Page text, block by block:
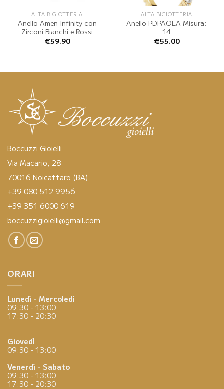
ALTA BIGIOTTERIA
Anello Amen Infinity con
Zirconi Bianchi e Rossi
€59.90
ALTA BIGIOTTERIA
Anello PDPAOLA Misura:
14
€55.00
Boccuzzi Gioielli
Via Macario, 28
70016 Noicattaro (BA)
+39 080 512 9956
+39 351 6000 619
boccuzzigioielli@gmail.com
ORARI
Lunedì - Mercoledì
09:30 - 13:00
17:30 - 20:30
Giovedì
09:30 - 13:00
Venerdì - Sabato
09:30 - 13:00
17:30 - 20:30